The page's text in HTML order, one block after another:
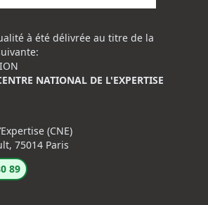
à été délivrée au titre de la
NATIONAL DE L'EXPERTISE
(CNE)
75014 Paris
89